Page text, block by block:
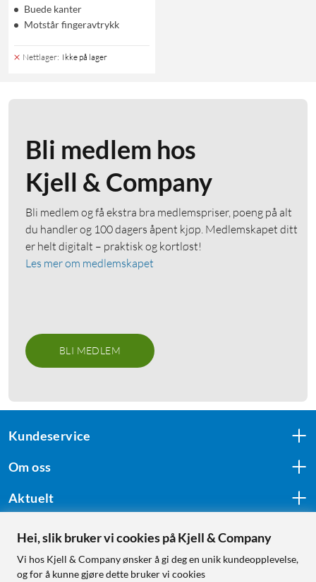
Buede kanter
Motstår fingeravtrykk
Nettlager: Ikke på lager
Bli medlem hos
Kjell & Company
Bli medlem og få ekstra bra medlemspriser, poeng på alt
du handler og 100 dagers åpent kjøp. Medlemskapet ditt
er helt digitalt – praktisk og kortløst!
Les mer om medlemskapet
BLI MEDLEM
Kundeservice
Om oss
Aktuelt
Følg oss
Hei, slik bruker vi cookies på Kjell & Company
Vi hos Kjell & Company ønsker å gi deg en unik kundeopplevelse,
og for å kunne gjøre dette bruker vi cookies